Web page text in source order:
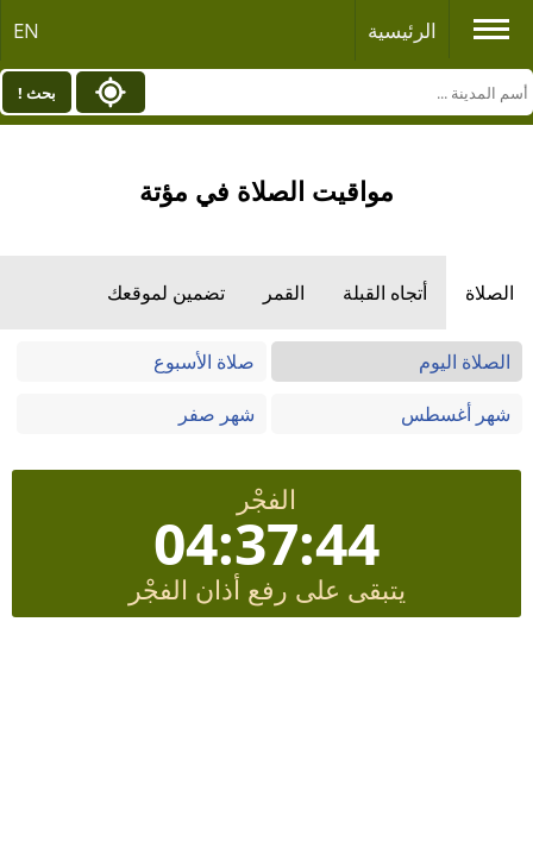
الرئيسية EN
بحث !
مواقيت الصلاة في مؤتة
الصلاة أتجاه القبلة القمر تضمين لموقعك
الصلاة اليوم
صلاة الأسبوع
شهر أغسطس
شهر صفر
الفجْر
04:37:44
يتبقى على رفع أذان الفجْر